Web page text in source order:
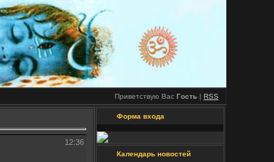
Приветствую Вас Гость | RSS
12:36
Форма входа
Календарь новостей